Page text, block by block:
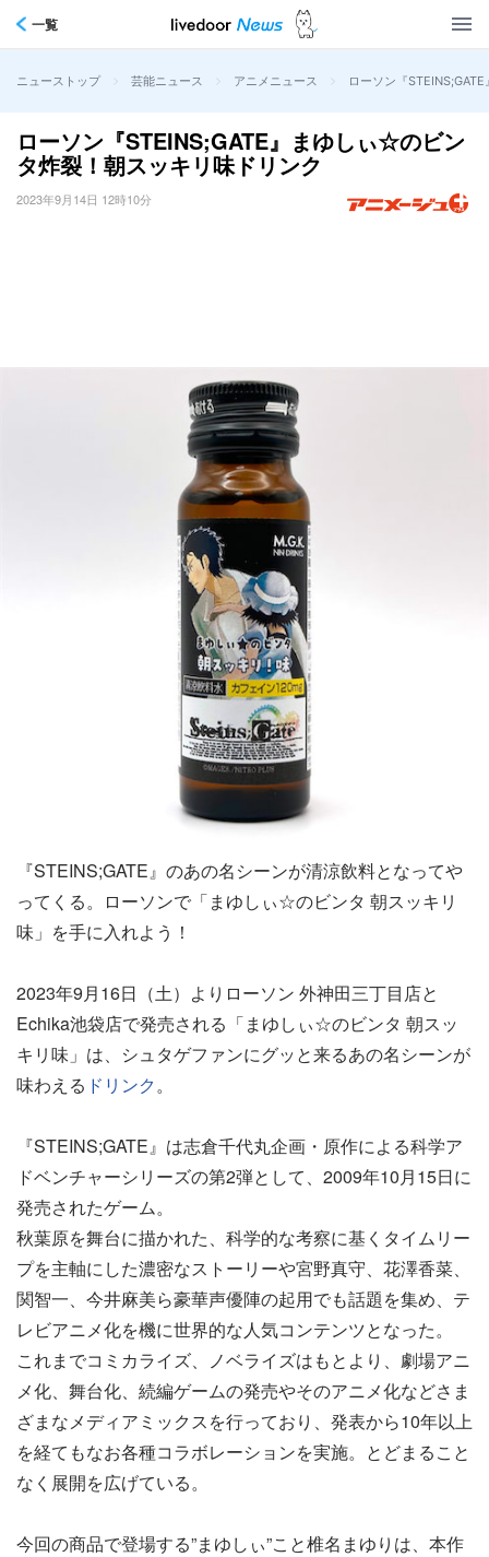
一覧
ニューストップ > 芸能ニュース > アニメニュース > ローソン『
ローソン『STEINS;GATE』まゆしぃ☆のビン
タ炸裂！朝スッキリ味ドリンク
2023年9月14日 12時10分
『STEINS;GATE』のあの名シーンが清涼飲料となってや
ってくる。ローソンで「まゆしぃ☆のビンタ 朝スッキリ
味」を手に入れよう！
2023年9月16日（土）よりローソン 外神田三丁目店と
Echika池袋店で発売される「まゆしぃ☆のビンタ 朝スッ
キリ味」は、シュタゲファンにグッと来るあの名シーンが
味わえる ドリンク。
『STEINS;GATE』は志倉千代丸企画・原作による科学ア
ドベンチャーシリーズの第2弾として、2009年10月15日に
発売されたゲーム。
秋葉原を舞台に描かれた、科学的な考察に基くタイムリー
プを主軸にした濃密なストーリーや宮野真守、花澤香菜、
関智一、今井麻美ら豪華声優陣の起用でも話題を集め、テ
レビアニメ化を機に世界的な人気コンテンツとなった。
これまでコミカライズ、ノベライズはもとより、劇場アニ
メ化、舞台化、続編ゲームの発売やそのアニメ化などさま
ざまなメディアミックスを行っており、発表から10年以上
を経てもなお各種コラボレーションを実施。とどまること
なく展開を広げている。
今回の商品で登場する”まゆしぃ”こと椎名まゆりは、本作